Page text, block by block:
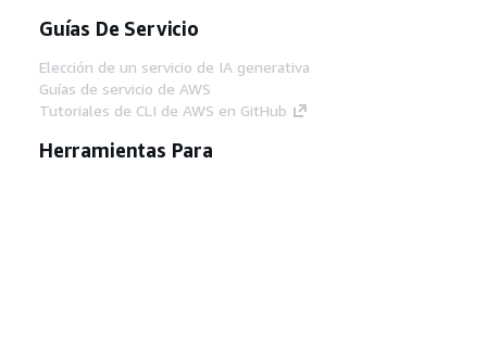
Guías De Servicio
Elección de un servicio de IA generativa
Guías de servicio de AWS
Tutoriales de CLI de AWS en GitHub
Herramientas Para